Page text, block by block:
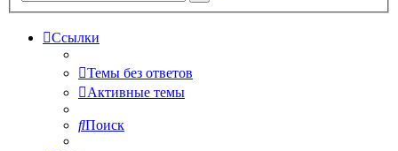
Ссылки
Темы без ответов
Активные темы
Поиск